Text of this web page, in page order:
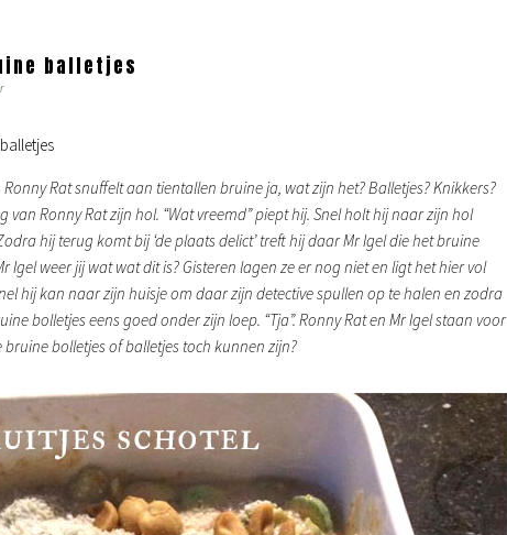
balletjes
Rat snuffelt aan tientallen bruine ja, wat zijn het? Balletjes? Knikkers?
Ronny Rat zijn hol. “Wat vreemd” piept hij. Snel holt hij naar zijn hol
hij terug komt bij ‘de plaats delict’ treft hij daar Mr Igel die het bruine
Igel weer jij wat wat dit is? Gisteren lagen ze er nog niet en ligt het hier vol
hij kan naar zijn huisje om daar zijn detective spullen op te halen en zodra
bolletjes eens goed onder zijn loep. “Tja”. Ronny Rat en Mr Igel staan voor
bolletjes of balletjes toch kunnen zijn?